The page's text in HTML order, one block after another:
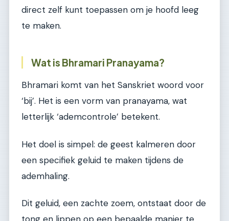
direct zelf kunt toepassen om je hoofd leeg
te maken.
Wat is Bhramari Pranayama?
Bhramari komt van het Sanskriet woord voor
‘bij’. Het is een vorm van pranayama, wat
letterlijk ‘ademcontrole’ betekent.
Het doel is simpel: de geest kalmeren door
een specifiek geluid te maken tijdens de
ademhaling.
Dit geluid, een zachte zoem, ontstaat door de